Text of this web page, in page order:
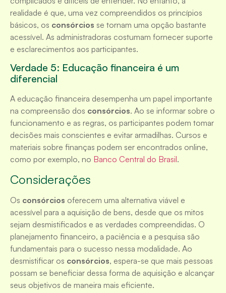
realidade é que, uma vez compreendidos os princípios
básicos, os consórcios se tornam uma opção bastante
acessível. As administradoras costumam fornecer suporte
e esclarecimentos aos participantes.
Verdade 5: Educação financeira é um
diferencial
A educação financeira desempenha um papel importante
na compreensão dos consórcios. Ao se informar sobre o
funcionamento e as regras, os participantes podem tomar
decisões mais conscientes e evitar armadilhas. Cursos e
materiais sobre finanças podem ser encontrados online,
como por exemplo, no Banco Central do Brasil.
Considerações
Os consórcios oferecem uma alternativa viável e
acessível para a aquisição de bens, desde que os mitos
sejam desmistificados e as verdades compreendidas. O
planejamento financeiro, a paciência e a pesquisa são
fundamentais para o sucesso nessa modalidade. Ao
desmistificar os consórcios, espera-se que mais pessoas
possam se beneficiar dessa forma de aquisição e alcançar
seus objetivos de maneira mais eficiente.